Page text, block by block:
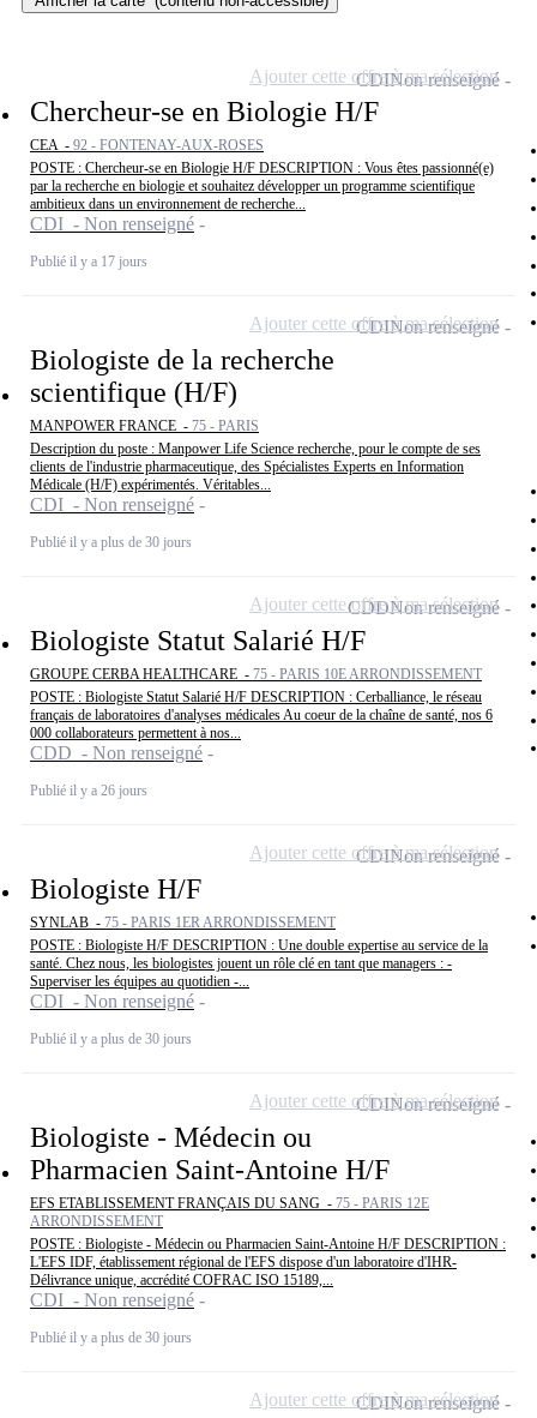
Chercheur-se en Biologie H/F
CEA - 92 - FONTENAY-AUX-ROSES
POSTE : Chercheur-se en Biologie H/F DESCRIPTION : Vous êtes passionné(e)
par la recherche en biologie et souhaitez développer un programme scientifique
ambitieux dans un environnement de recherche...
CDI - Non renseigné
Publié il y a 17 jours
CDINon renseigné
Ajouter cette offre à ma sélection
Biologiste de la recherche
scientifique (H/F)
MANPOWER FRANCE - 75 - PARIS
Description du poste : Manpower Life Science recherche, pour le compte de ses
clients de l'industrie pharmaceutique, des Spécialistes Experts en Information
Médicale (H/F) expérimentés. Véritables...
CDI - Non renseigné
Publié il y a plus de 30 jours
CDINon renseigné
Ajouter cette offre à ma sélection
Biologiste Statut Salarié H/F
GROUPE CERBA HEALTHCARE - 75 - PARIS 10E ARRONDISSEMENT
POSTE : Biologiste Statut Salarié H/F DESCRIPTION : Cerballiance, le réseau
français de laboratoires d'analyses médicales Au coeur de la chaîne de santé, nos 6
000 collaborateurs permettent à nos...
CDD - Non renseigné
Publié il y a 26 jours
CDDNon renseigné
Ajouter cette offre à ma sélection
Biologiste H/F
SYNLAB - 75 - PARIS 1ER ARRONDISSEMENT
POSTE : Biologiste H/F DESCRIPTION : Une double expertise au service de la
santé. Chez nous, les biologistes jouent un rôle clé en tant que managers : -
Superviser les équipes au quotidien -...
CDI - Non renseigné
Publié il y a plus de 30 jours
CDINon renseigné
Ajouter cette offre à ma sélection
Biologiste - Médecin ou
Pharmacien Saint-Antoine H/F
EFS ETABLISSEMENT FRANÇAIS DU SANG - 75 - PARIS 12E
ARRONDISSEMENT
POSTE : Biologiste - Médecin ou Pharmacien Saint-Antoine H/F DESCRIPTION :
L'EFS IDF, établissement régional de l'EFS dispose d'un laboratoire d'IHR-
Délivrance unique, accrédité COFRAC ISO 15189,...
CDI - Non renseigné
Publié il y a plus de 30 jours
CDINon renseigné
Ajouter cette offre à ma sélection
CDINon renseigné
Ajouter cette offre à ma sélection